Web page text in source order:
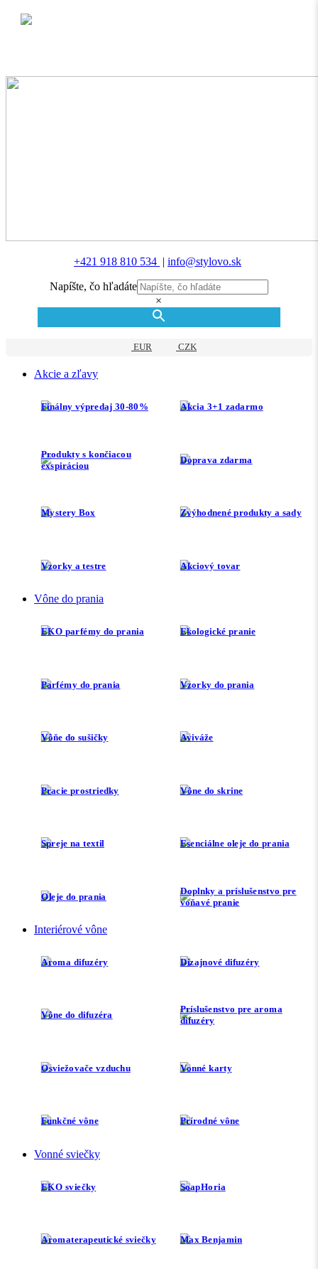
+421 918 810 534 | info@stylovo.sk
Napíšte, čo hľadáte
×
EUR CZK
Akcie a zľavy
Finálny výpredaj 30-80% Akcia 3+1 zadarmo
Produkty s končiacou
exspiráciou
Doprava zdarma
Mystery Box Zvýhodnené produkty a sady
Vzorky a testre Akciový tovar
Vône do prania
EKO parfémy do prania Ekologické pranie
Parfémy do prania Vzorky do prania
Vôňe do sušičky Aviváže
Pracie prostriedky Vône do skrine
Spreje na textil Esenciálne oleje do prania
Oleje do prania
Doplnky a príslušenstvo pre
voňavé pranie
Interiérové vône
Aroma difuzéry Dizajnové difuzéry
Vône do difuzéra
Príslušenstvo pre aroma
difuzéry
Osviežovače vzduchu Vonné karty
Funkčné vône Prírodné vône
Vonné sviečky
EKO sviečky SoapHoria
Aromaterapeutické sviečky Max Benjamin